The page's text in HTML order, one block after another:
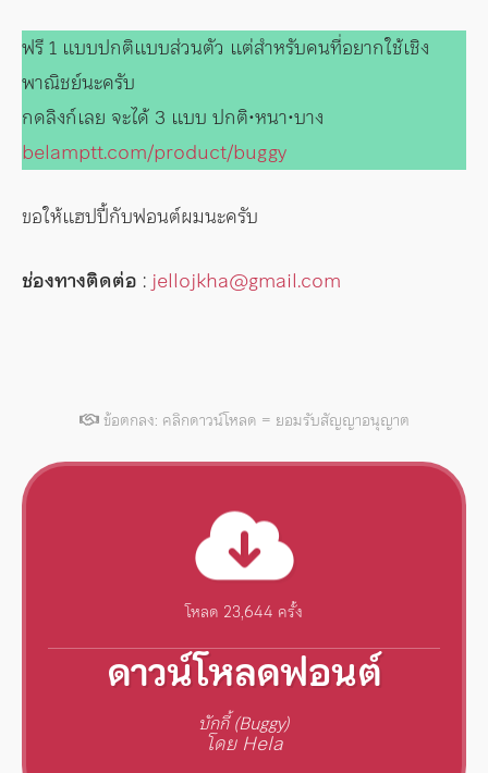
ฟรี 1 แบบปกติแบบส่วนตัว แต่สำหรับคนที่อยากใช้เชิง
พาณิชย์นะครับ
กดลิงก์เลย จะได้ 3 แบบ ปกติ•หนา•บาง
belamptt.com/product/buggy
ขอให้แฮปปี้กับฟอนต์ผมนะครับ
ช่องทางติดต่อ : jellojkha@gmail.com
ข้อตกลง: คลิกดาวน์โหลด = ยอมรับสัญญาอนุญาต
โหลด 23,644 ครั้ง
ดาวน์โหลดฟอนต์
บักกี้ (Buggy)
โดย Hela